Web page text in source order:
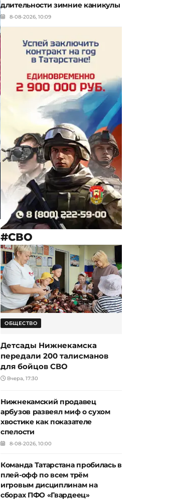
длительности зимние каникулы
8-08-2026, 10:09
#СВО
ОБЩЕСТВО
Детсады Нижнекамска
передали 200 талисманов
для бойцов СВО
Вчера, 17:30
Нижнекамский продавец
арбузов развеял миф о сухом
хвостике как показателе
спелости
8-08-2026, 10:00
Команда Татарстана пробилась в
плей-офф по всем трём
игровым дисциплинам на
сборах ПФО «Гвардеец»